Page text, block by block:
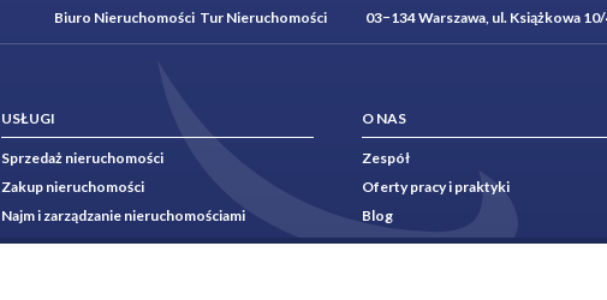
Biuro Nieruchomości Tur Nieruchomości 03−134 Warszawa, ul. Książkowa
USŁUGI
Sprzedaż nieruchomości
Zakup nieruchomości
Najm i zarządzanie nieruchomościami
Finansowanie nieruchomości
O NAS
Zespół
Oferty pracy i praktyki
Blog
Rekomendacje